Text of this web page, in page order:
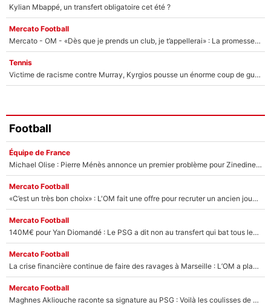
Kylian Mbappé, un transfert obligatoire cet été ?
Mercato Football
Mercato - OM - «Dès que je prends un club, je t’appellerai» : La promesse de Marcelino au moment de claquer la porte
Tennis
Victime de racisme contre Murray, Kyrgios pousse un énorme coup de gueule !
Football
Équipe de France
Michael Olise : Pierre Ménès annonce un premier problème pour Zinedine Zidane en équipe de France
Mercato Football
«C’est un très bon choix» : L'OM fait une offre pour recruter un ancien joueur du PSG... et c'est validé dans l'After Foot !
Mercato Football
140M€ pour Yan Diomandé : Le PSG a dit non au transfert qui bat tous les records sur le mercato
Mercato Football
La crise financière continue de faire des ravages à Marseille : L’OM a placé 12 joueurs sur le marché des transferts… et ça pourrait lui rapporter près de 100M€ !
Mercato Football
Maghnes Akliouche raconte sa signature au PSG : Voilà les coulisses de son transfert de rêve à 50M€